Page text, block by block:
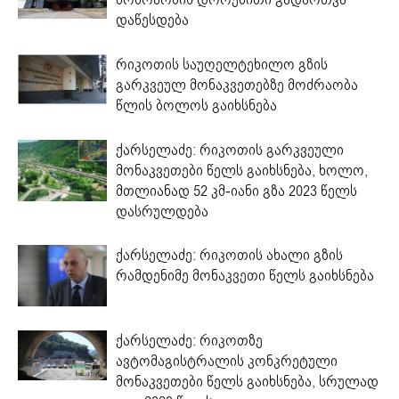
დაწესდება
რიკოთის საუღელტეხილო გზის
გარკვეულ მონაკვეთებზე მოძრაობა
წლის ბოლოს გაიხსნება
ქარსელაძე: რიკოთის გარკვეული
მონაკვეთები წელს გაიხსნება, ხოლო,
მთლიანად 52 კმ-იანი გზა 2023 წელს
დასრულდება
ქარსელაძე: რიკოთის ახალი გზის
რამდენიმე მონაკვეთი წელს გაიხსნება
ქარსელაძე: რიკოთზე
ავტომაგისტრალის კონკრეტული
მონაკვეთები წელს გაიხსნება, სრულად